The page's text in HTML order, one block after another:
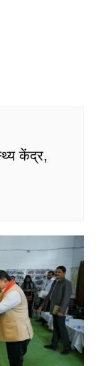
केंद्र,